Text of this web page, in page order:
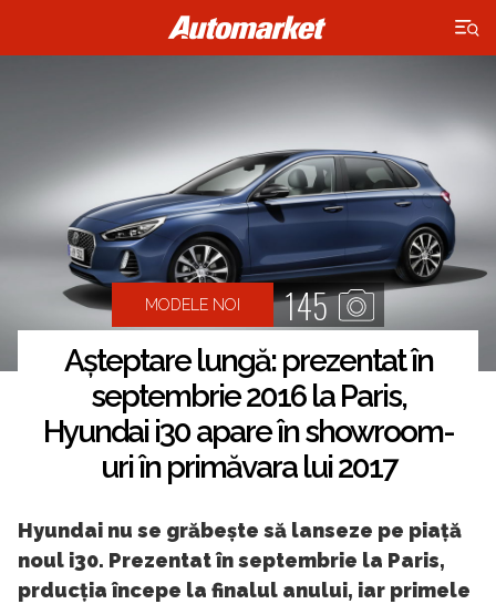
×
MODELE NOI 145
Așteptare lungă: prezentat în
septembrie 2016 la Paris,
Hyundai i30 apare în showroom-
uri în primăvara lui 2017
Hyundai nu se grăbește să lanseze pe piață
noul i30. Prezentat în septembrie la Paris,
prducția începe la finalul anului, iar primele